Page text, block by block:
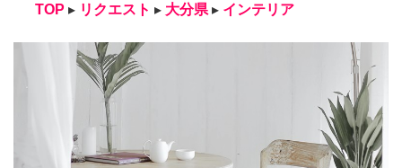
TOP ▸ リクエスト ▸ 大分県 ▸ インテリア